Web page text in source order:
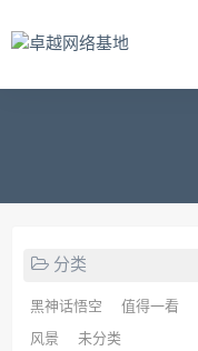
分类
黑神话悟空 值得一看
风景 未分类